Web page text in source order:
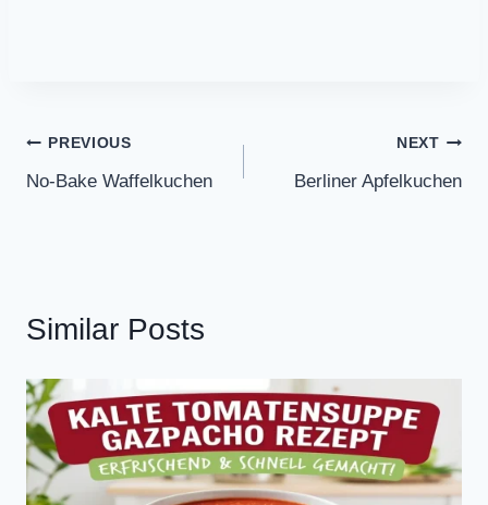
Post
navigation
PREVIOUS
No-Bake Waffelkuchen
NEXT
Berliner Apfelkuchen
Similar Posts